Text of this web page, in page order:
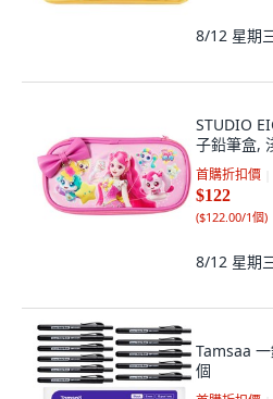
8/12 星期
STUDIO
子鉛筆盒,
首購折扣價
$122
($122.00/1個)
8/12 星期
Tamsaa
個